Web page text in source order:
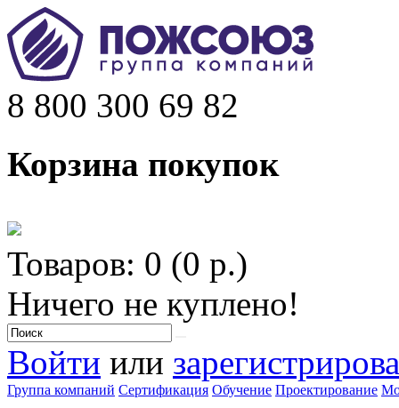
8 800 300 69 82
Корзина покупок
Товаров: 0 (0 р.)
Ничего не куплено!
Войти или
Группа компаний Сертификация Обучение Проектирование